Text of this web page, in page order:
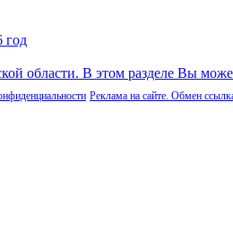
год
области. В этом разделе Вы
Реклама на сайте. Обмен